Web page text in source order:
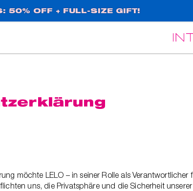
50% OFF + FULL-SIZE GIFT!
möchte LELO – in seiner Rolle als
uns, die Privatsphäre und die Sicherheit